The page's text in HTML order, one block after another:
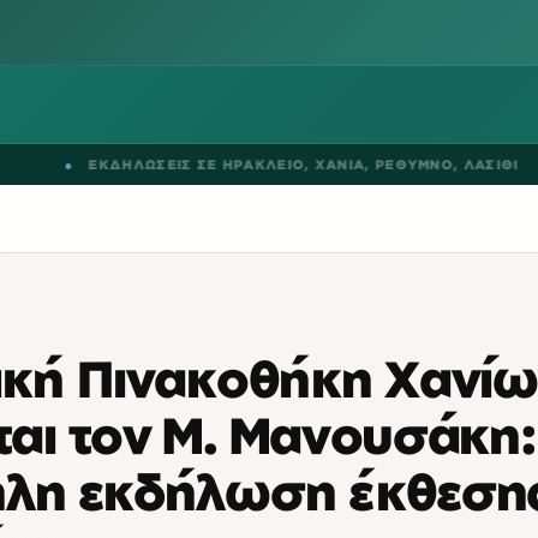
ΕΚΔΗΛΩΣΕΙΣ ΣΕΗΡΑΚΛΕΙΟ,ΧΑΝΙΑ, ΡΕΘΥΜΝΟ,ΛΑΣΙΘΙ
Πινακοθήκη
τον Μ. Μανουσάκη:
εκδήλωση